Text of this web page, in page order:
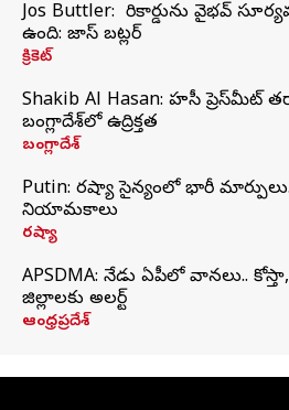
Jos Buttler: నా రికార్డును వైభవ్
ఉంది: జాస్ బట్లర్
క్రికెట్
Shakib Al Hasan: హసీనా ప్రెస్‌మీట్‌
బంగ్లాదేశ్‌లో ఉద్రిక్తత
బంగ్లాదేశ్
Putin: రష్యా సైన్యంలో భారీ
నియామకాలు
రష్యా
APSDMA: నేడు ఏపీలో వానలు..
జిల్లాలకు అలర్ట్
ఆంధ్రప్రదేశ్